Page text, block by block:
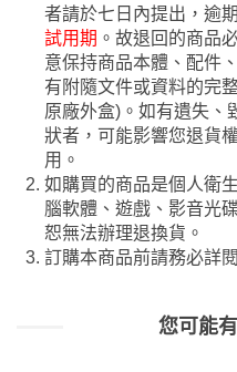
者請於七日內提出，逾
試用期 。故退回的商品
意保持商品本體、配件
有附隨文件或資料的完
原廠外盒)。如有遺失、
狀者，可能影響您退貨
用。
如購買的商品是個人衛
腦軟體、遊戲、影音光
恕無法辦理退換貨。
訂購本商品前請務必詳閱
您可能